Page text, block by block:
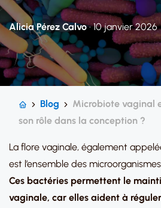
Alicia Pérez Calvo· 10 janvier 2026
Blog
Microbiote vaginal
son rôle dans la conception ?
La flore vaginale, également
est l’ensemble des
Ces bactéries permettent le
vaginale, car elles aident à